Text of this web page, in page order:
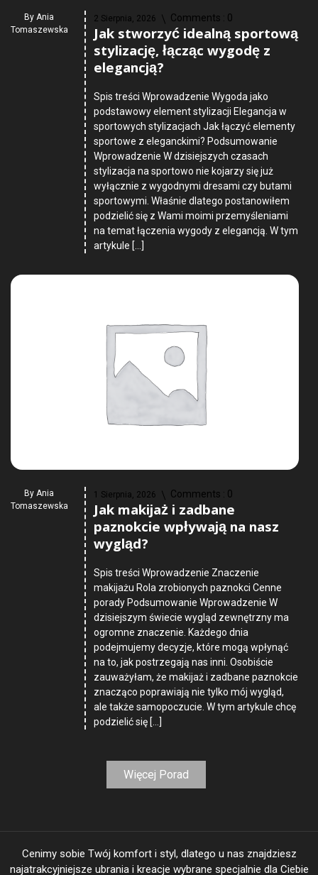
By Ania
Tomaszewska
2 Sierpnia, 2026 Comments : 0
Jak stworzyć idealną sportową
stylizację, łącząc wygodę z
elegancją?
Spis treści Wprowadzenie Wygoda jako
podstawowy element stylizacji Elegancja w
sportowych stylizacjach Jak łączyć elementy
sportowe z eleganckimi? Podsumowanie
Wprowadzenie W dzisiejszych czasach
stylizacja na sportowo nie kojarzy się już
wyłącznie z wygodnymi dresami czy butami
sportowymi. Właśnie dlatego postanowiłem
podzielić się z Wami moimi przemyśleniami
na temat łączenia wygody z elegancją. W tym
artykule […]
By Ania
Tomaszewska
1 Sierpnia, 2026 Comments : 0
Jak makijaż i zadbane
paznokcie wpływają na nasz
wygląd?
Spis treści Wprowadzenie Znaczenie
makijażu Rola zrobionych paznokci Cenne
porady Podsumowanie Wprowadzenie W
dzisiejszym świecie wygląd zewnętrzny ma
ogromne znaczenie. Każdego dnia
podejmujemy decyzje, które mogą wpłynąć
na to, jak postrzegają nas inni. Osobiście
zauważyłam, że makijaż i zadbane paznokcie
znacząco poprawiają nie tylko mój wygląd,
ale także samopoczucie. W tym artykule chcę
podzielić się […]
Więcej Porad
Cenimy sobie Twój komfort i styl, dlatego u nas znajdziesz
najatrakcyjniejsze ubrania i kreacje wybrane specjalnie dla Ciebie